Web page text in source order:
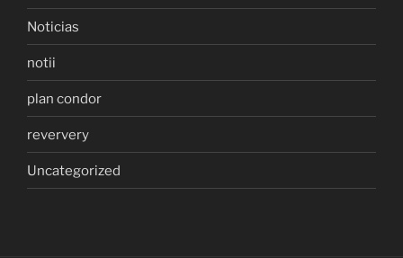
Noticias
notii
plan condor
reververy
Uncategorized